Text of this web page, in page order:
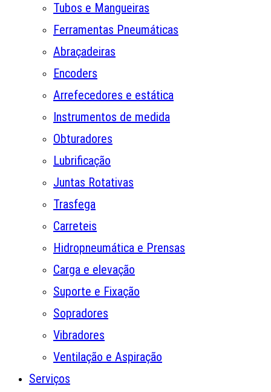
Tubos e Mangueiras
Ferramentas Pneumáticas
Abraçadeiras
Encoders
Arrefecedores e estática
Instrumentos de medida
Obturadores
Lubrificação
Juntas Rotativas
Trasfega
Carreteis
Hidropneumática e Prensas
Carga e elevação
Suporte e Fixação
Sopradores
Vibradores
Ventilação e Aspiração
Serviços